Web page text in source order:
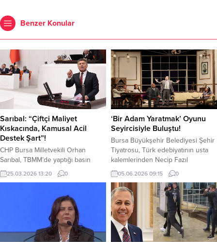
Benzer Konular
Sarıbal: “Çiftçi Maliyet
Kıskacında, Kamusal Acil
Destek Şart”!
CHP Bursa Milletvekili Orhan
Sarıbal, TBMM’de yaptığı basın
açıklamasında Türkiye’de tarımın en
kritik girdileri olan gübre ve
üretimi tehdit ettiğini söyledi.
Sarıbal, yapısal dışa bağımlılığın
çiftçiyi küresel krizlere karşı
savunmasız bıraktığını vurguladı,
“Mazot yanıyor, gübre el yakıyor.
25.03.2026 13:20 0
‘Bir Adam Yaratmak’ Oyunu
Seyircisiyle Buluştu!
Bursa Büyükşehir Belediyesi Şehir
Tiyatrosu, Türk edebiyatının usta
kalemlerinden Necip Fazıl
Kısakürek’in kaleme aldığı ‘Bir
Adam Yaratmak’ adlı eseri sahneye
taşıdı. İnsan ruhunun derinliklerine
inerek varoluş, kader ve sanatçı
kimliği üzerine güçlü sorgulamalar
içeren oyun, sahne
performanslarıyla izleyicilere
unutulmaz bir tiyatro deneyimi
05.06.2026 09:15 0